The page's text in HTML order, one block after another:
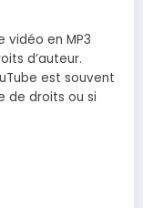
vidéo en MP3
d’auteur.
est souvent
de droits ou si